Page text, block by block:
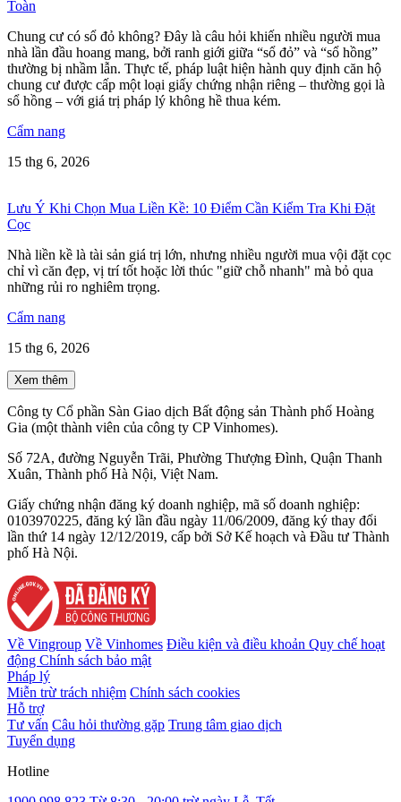
Toàn
Chung cư có sổ đỏ không? Đây là câu hỏi khiến nhiều người mua
nhà lần đầu hoang mang, bởi ranh giới giữa “sổ đỏ” và “sổ hồng”
thường bị nhầm lẫn. Thực tế, pháp luật hiện hành quy định căn hộ
chung cư được cấp một loại giấy chứng nhận riêng – thường gọi là
sổ hồng – với giá trị pháp lý không hề thua kém.
Cẩm nang
15 thg 6, 2026
Lưu Ý Khi Chọn Mua Liền Kề: 10 Điểm Cần Kiểm Tra Khi Đặt
Cọc
Nhà liền kề là tài sản giá trị lớn, nhưng nhiều người mua vội đặt cọc
chỉ vì căn đẹp, vị trí tốt hoặc lời thúc "giữ chỗ nhanh" mà bỏ qua
những rủi ro nghiêm trọng.
Cẩm nang
15 thg 6, 2026
Xem thêm
Công ty Cổ phần Sàn Giao dịch Bất động sản Thành phố Hoàng
Gia (một thành viên của công ty CP Vinhomes).
Số 72A, đường Nguyễn Trãi, Phường Thượng Đình, Quận Thanh
Xuân, Thành phố Hà Nội, Việt Nam.
Giấy chứng nhận đăng ký doanh nghiệp, mã số doanh nghiệp:
0103970225, đăng ký lần đầu ngày 11/06/2009, đăng ký thay đổi
lần thứ 14 ngày 12/12/2019, cấp bởi Sở Kế hoạch và Đầu tư Thành
phố Hà Nội.
Về Vingroup Về Vinhomes Điều kiện và điều khoản Quy chế hoạt
động Chính sách bảo mật
Pháp lý
Miễn trừ trách nhiệm Chính sách cookies
Hỗ trợ
Tư vấn Câu hỏi thường gặp Trung tâm giao dịch
Tuyển dụng
Hotline